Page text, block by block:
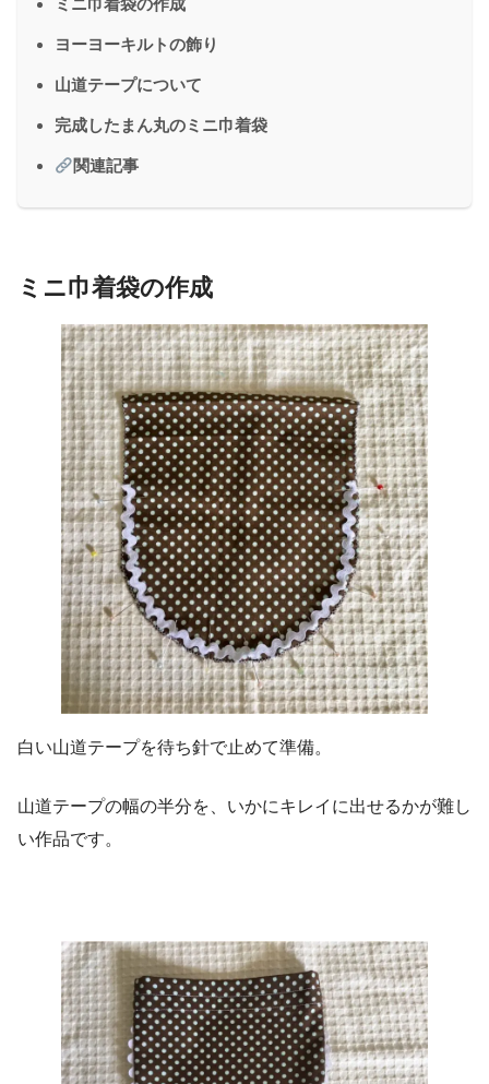
ミニ巾着袋の作成
ヨーヨーキルトの飾り
山道テープについて
完成したまん丸のミニ巾着袋
関連記事
ミニ巾着袋の作成
白い山道テープを待ち針で止めて準備。
山道テープの幅の半分を、いかにキレイに出せるかが難し
い作品です。